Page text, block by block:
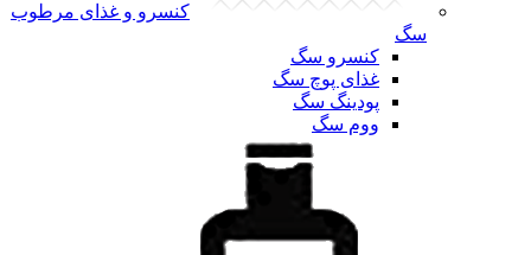
کنسرو و غذای مرطوب
سگ
کنسرو سگ
غذای پوچ سگ
پودینگ سگ
ووم سگ